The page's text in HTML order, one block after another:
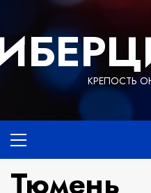
содержимому
КРЕПОСТЬ
меню
Тюмень